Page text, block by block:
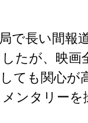
で長い間報
たが、映
ても関心が
ンタリー